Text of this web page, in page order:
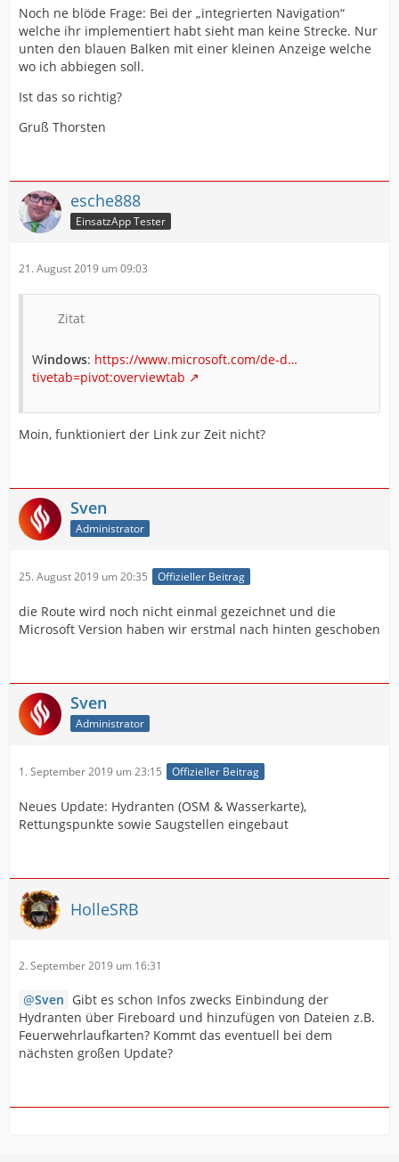
Noch ne blöde Frage: Bei der „integrierten Navigation“
welche ihr implementiert habt sieht man keine Strecke. Nur
unten den blauen Balken mit einer kleinen Anzeige welche
wo ich abbiegen soll.
Ist das so richtig?
Gruß Thorsten
esche888
EinsatzApp Tester
21. August 2019 um 09:03
Zitat
Windows: https://www.microsoft.com/de-d…
tivetab=pivot:overviewtab
Moin, funktioniert der Link zur Zeit nicht?
Sven
Administrator
25. August 2019 um 20:35 Offizieller Beitrag
die Route wird noch nicht einmal gezeichnet und die
Microsoft Version haben wir erstmal nach hinten geschoben
Sven
Administrator
1. September 2019 um 23:15 Offizieller Beitrag
Neues Update: Hydranten (OSM & Wasserkarte),
Rettungspunkte sowie Saugstellen eingebaut
HolleSRB
2. September 2019 um 16:31
Sven Gibt es schon Infos zwecks Einbindung der
Hydranten über Fireboard und hinzufügen von Dateien z.B.
Feuerwehrlaufkarten? Kommt das eventuell bei dem
nächsten großen Update?